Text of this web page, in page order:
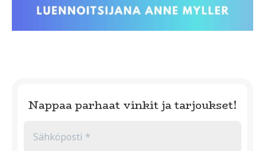
Nappaa parhaat vinkit ja tarjoukset!